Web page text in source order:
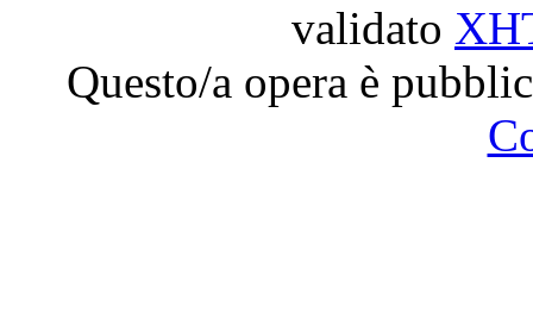
validato
Questo/a opera è